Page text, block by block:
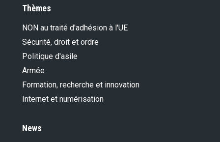
Thèmes
NON au traité d'adhésion à l'UE
Sécurité, droit et ordre
Politique d'asile
Armée
Formation, recherche et innovation
Internet et numérisation
News